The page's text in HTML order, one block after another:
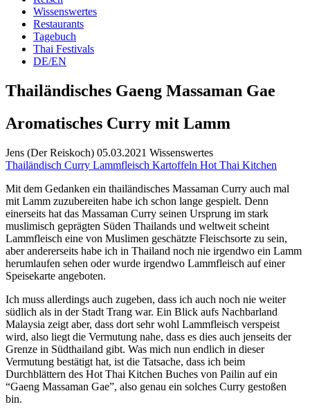
Wissenswertes
Restaurants
Tagebuch
Thai Festivals
DE/EN
Thailänd­isches Gaeng Massaman Gae
Aromatisches Curry mit Lamm
Jens (Der Reiskoch) 05.03.2021 Wissenswertes
Thailändisch Curry Lammfleisch Kartoffeln Hot Thai Kitchen
Mit dem Gedanken ein thailändisches Massaman Curry auch mal
mit Lamm zuzubereiten habe ich schon lange gespielt. Denn
einerseits hat das Massaman Curry seinen Ursprung im stark
muslimisch geprägten Süden Thailands und weltweit scheint
Lammfleisch eine von Muslimen geschätzte Fleischsorte zu sein,
aber andererseits habe ich in Thailand noch nie irgendwo ein Lamm
herumlaufen sehen oder wurde irgendwo Lammfleisch auf einer
Speisekarte angeboten.
Ich muss allerdings auch zugeben, dass ich auch noch nie weiter
südlich als in der Stadt Trang war. Ein Blick aufs Nachbarland
Malaysia zeigt aber, dass dort sehr wohl Lammfleisch verspeist
wird, also liegt die Vermutung nahe, dass es dies auch jenseits der
Grenze in Südthailand gibt. Was mich nun endlich in dieser
Vermutung bestätigt hat, ist die Tatsache, dass ich beim
Durchblättern des Hot Thai Kitchen Buches von Pailin auf ein
“Gaeng Massaman Gae”, also genau ein solches Curry gestoßen
bin.